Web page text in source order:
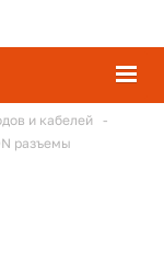
и кабелей
-
разъемы